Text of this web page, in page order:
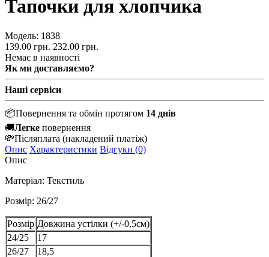
Тапочки для хлопчика
Модель: 1838
139.00 грн. 232.00 грн.
Немає в наявності
Як ми доставляємо?
Наші сервіси
📦Повернення та обмін протягом 14 днів
🚚Легке повернення
💸Післяплата (накладений платіж)
Опис Характеристики Відгуки (0)
Опис
Матеріал: Текстиль
Розмір: 26/27
Розмір Довжина устілки (+/-0,5см)
24/25
17
26/27
18,5